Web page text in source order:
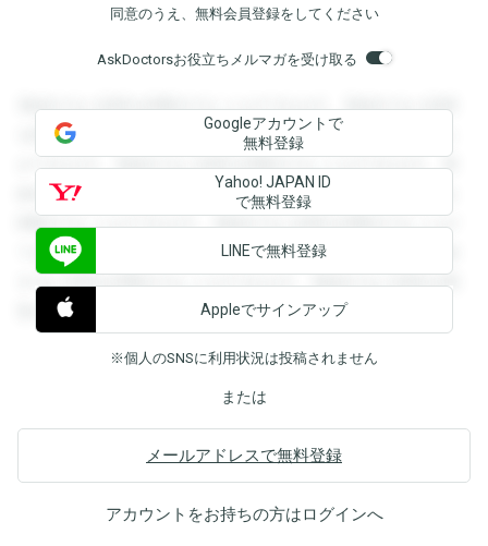
同意のうえ、無料会員登録をしてください
AskDoctorsお役立ちメルマガを受け取る
登録すると回答を閲覧することができます。登録すると回答
を閲覧することができます。登録すると回答を閲覧すること
ができます。登録すると回答を閲覧することができます。登
録すると回答を閲覧することができます。登録すると回答を
閲覧することができます。登録すると回答を閲覧することが
できます。登録すると回答を閲覧することができます。登録
すると回答を閲覧することができます。登録すると回答を閲
覧することができます。
Googleアカウントで
無料登録
Yahoo! JAPAN ID
で無料登録
LINEで無料登録
Appleでサインアップ
※個人のSNSに利用状況は投稿されません
または
メールアドレスで無料登録
アカウントをお持ちの方はログインへ